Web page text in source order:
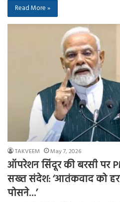
Read More »
TAKVEEM May 7, 2026
ऑपरेशन सिंदूर की बरसी पर
सख्त संदेश: ‘आतंकवाद को
पोसने…’